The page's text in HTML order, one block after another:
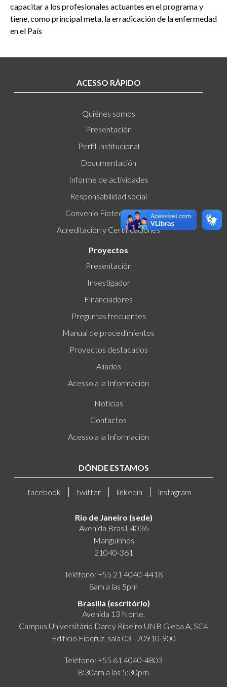
capacitar a los profesionales actuantes en el programa y
tiene, como principal meta, la erradicación de la enfermedad
en el País
ACESSO RÁPIDO
Quiénes somos
Presentación
Perfil Institucional
Documentación
Informe de actividades
Responsabilidad social
Convenio Fiotec/Fiocruz
Acreditación y Certificaciones
Proyectos
Presentación
Investigador
Financiadores
Preguntas frecuentes
Manual de procedimientos
Proyectos destacados
Aliados
Acesso a la Información
Noticias
Contactos
Acesso a la Información
DÓNDE ESTAMOS
facebook twitter linkedin instagram
Rio de Janeiro (sede)
Avenida Brasil, 4036
Manguinhos
21040-361
Teléfono: +55 21 4040-4418
8am a las 5pm
Brasília (escritório)
Avenida 13 Norte,
Campus Universitário Darcy Ribeiro UNB Gleba A, SC4
Edifício Fiocruz, sala 03 - 70910-900
Teléfono: +55 61 4040-4803
8:30am a las 5:30pm